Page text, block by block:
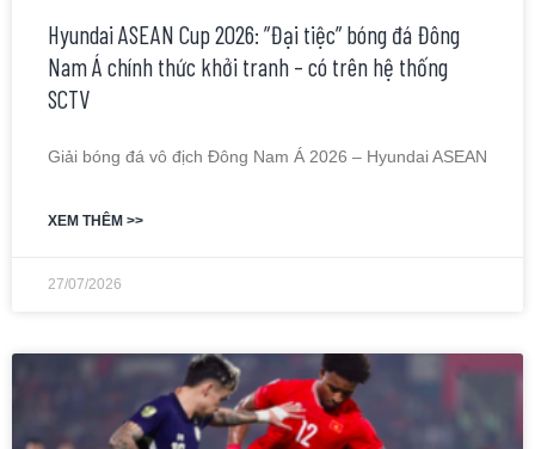
Hyundai ASEAN Cup 2026: ”Đại tiệc” bóng đá Đông
Nam Á chính thức khởi tranh – có trên hệ thống
SCTV
Giải bóng đá vô địch Đông Nam Á 2026 – Hyundai ASEAN
XEM THÊM >>
27/07/2026